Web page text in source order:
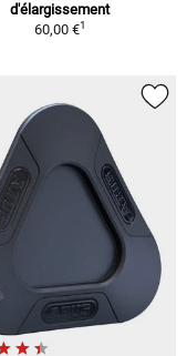
d'élargissement
60,00 €1